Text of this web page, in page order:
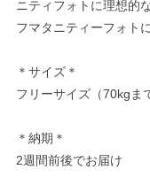
ニティフォトに理想的
フマタニティーフォト
＊サイズ＊
フリーサイズ（70kgま
＊納期＊
2週間前後でお届け